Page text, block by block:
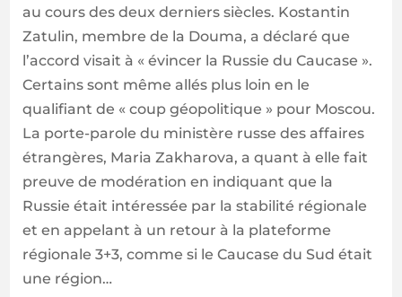
au cours des deux derniers siècles. Kostantin
Zatulin, membre de la Douma, a déclaré que
l’accord visait à « évincer la Russie du Caucase ».
Certains sont même allés plus loin en le
qualifiant de « coup géopolitique » pour Moscou.
La porte-parole du ministère russe des affaires
étrangères, Maria Zakharova, a quant à elle fait
preuve de modération en indiquant que la
Russie était intéressée par la stabilité régionale
et en appelant à un retour à la plateforme
régionale 3+3, comme si le Caucase du Sud était
une région…